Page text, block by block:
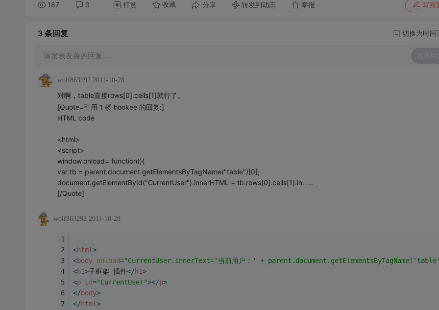
187 3 打赏 收藏 分享 转发到动态 举报 写回
3 条回复 切换为时间
请发表友善的回复… 发表回
wolf863292 2011-10-28
对啊，table直接rows[0].cells[1]就行了。
[Quote=引用 1 楼 hookee 的回复:]
HTML code
<html>
<script>
window.onload= function(){
var tb = parent.document.getElementsByTagName("table")[0];
document.getElementById("CurrentUser").innerHTML = tb.rows[0].cells[1].in……
[/Quote]
wolf863292 2011-10-28
<html >
<body onload="CurrentUser.innerText='当前用户：' +
<h1>子框架-插件</h1>
<p id="CurrentUser"></p>
</body>
</html >